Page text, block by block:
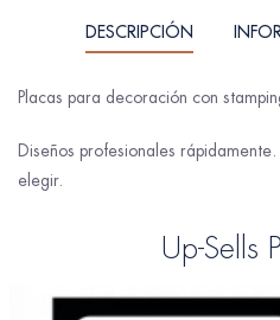
DESCRIPCIÓN
Placas para decoración con
Diseños profesionales
elegir.
Up-Sells